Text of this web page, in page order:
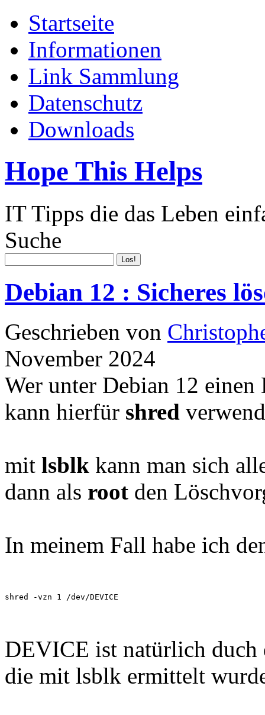
Startseite
Informationen
Link Sammlung
Datenschutz
Downloads
Hope This Helps
IT Tipps die das Leben
Suche
Debian 12 : Sicheres
Geschrieben von
November 2024
Wer unter Debian 12
kann hierfür shred
mit lsblk kann man sich
dann als root den
In meinem Fall habe ich
shred -vzn 1 /dev/DEVICE
DEVICE ist natürlich duch
die mit lsblk ermittelt